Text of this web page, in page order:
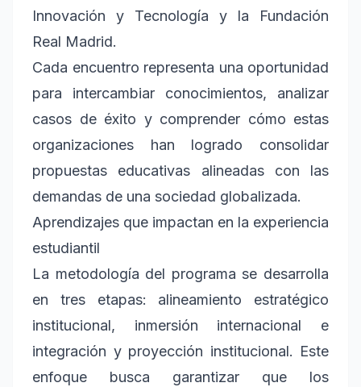
Innovación y Tecnología y la Fundación
Real Madrid.
Cada encuentro representa una oportunidad
para intercambiar conocimientos, analizar
casos de éxito y comprender cómo estas
organizaciones han logrado consolidar
propuestas educativas alineadas con las
demandas de una sociedad globalizada.
Aprendizajes que impactan en la experiencia
estudiantil
La metodología del programa se desarrolla
en tres etapas: alineamiento estratégico
institucional, inmersión internacional e
integración y proyección institucional. Este
enfoque busca garantizar que los